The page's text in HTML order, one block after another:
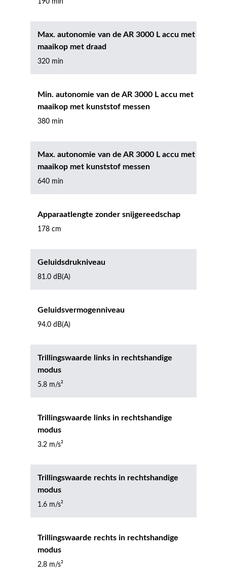
190 min
Max. autonomie van de AR 3000 L accu met
maaikop met draad
320 min
Min. autonomie van de AR 3000 L accu met
maaikop met kunststof messen
380 min
Max. autonomie van de AR 3000 L accu met
maaikop met kunststof messen
640 min
Apparaatlengte zonder snijgereedschap
178 cm
Geluidsdrukniveau
81.0 dB(A)
Geluidsvermogenniveau
94.0 dB(A)
Trillingswaarde links in rechtshandige
modus
5.8 m/s²
Trillingswaarde links in rechtshandige
modus
3.2 m/s²
Trillingswaarde rechts in rechtshandige
modus
1.6 m/s²
Trillingswaarde rechts in rechtshandige
modus
2.8 m/s²